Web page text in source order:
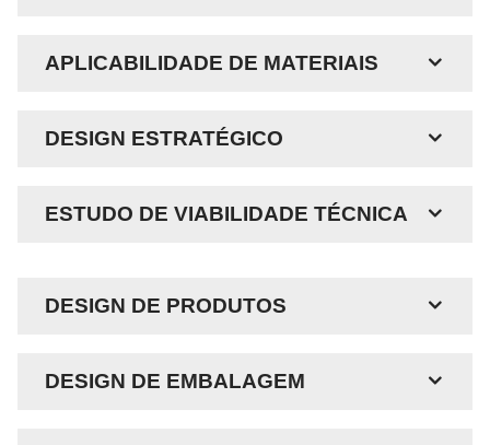
APLICABILIDADE DE MATERIAIS
DESIGN ESTRATÉGICO
ESTUDO DE VIABILIDADE TÉCNICA
DESIGN DE PRODUTOS
DESIGN DE EMBALAGEM